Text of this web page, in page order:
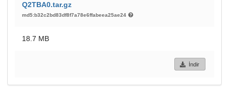
Q2TBA0.tar.gz
md5:b32c2bd83df8f7a78e6ffabeea25ae24
18.7 MB
İndir